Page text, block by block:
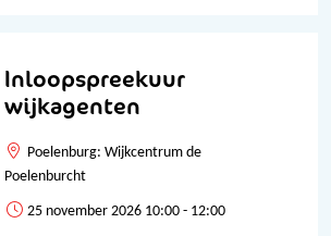
Inloopspreekuur
wijkagenten
Poelenburg: Wijkcentrum de
Poelenburcht
25 november 2026 10:00 - 12:00